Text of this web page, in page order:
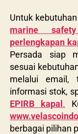
Untuk kebutuhan
marine
perlengkapan
Persada siap
sesuai
melalui email,
informasi stok,
EPIRB kapal.
berbagai pilihan